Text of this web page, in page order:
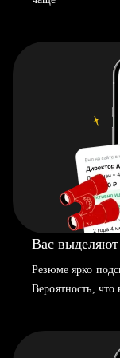
Вас выделяют
Резюме ярко
Вероятность,